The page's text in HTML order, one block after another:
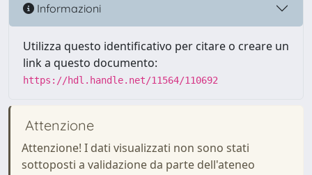
Informazioni
Utilizza questo identificativo per citare o creare un
link a questo documento:
https://hdl.handle.net/11564/110692
Attenzione
Attenzione! I dati visualizzati non sono stati
sottoposti a validazione da parte dell'ateneo